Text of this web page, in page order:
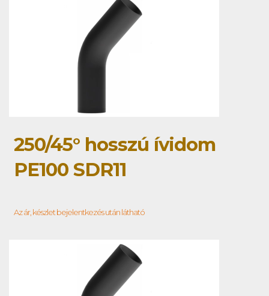
250/45° hosszú ívidom
PE100 SDR11
Az ár, készlet bejelentkezés után látható